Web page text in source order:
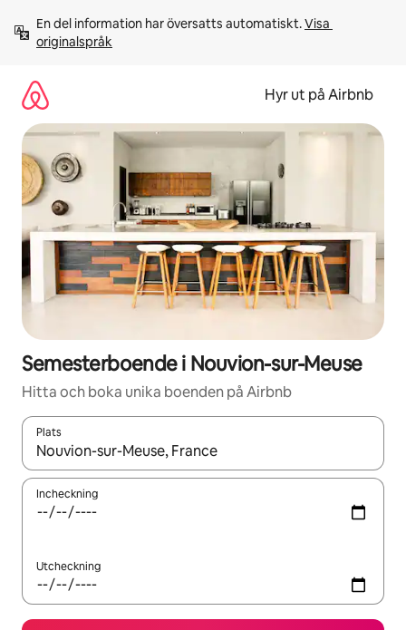
innehåll
En del information har översatts automatiskt. Visa
originalspråk
Hyr ut på Airbnb
Semesterboende i Nouvion-sur-Meuse
Hitta och boka unika boenden på Airbnb
Plats
När resultaten är tillgängliga kan du navigera med upp- och
Incheckning
Utcheckning